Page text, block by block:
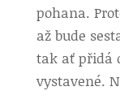
pohana.
až bude
tak ať přidá
vystavené.